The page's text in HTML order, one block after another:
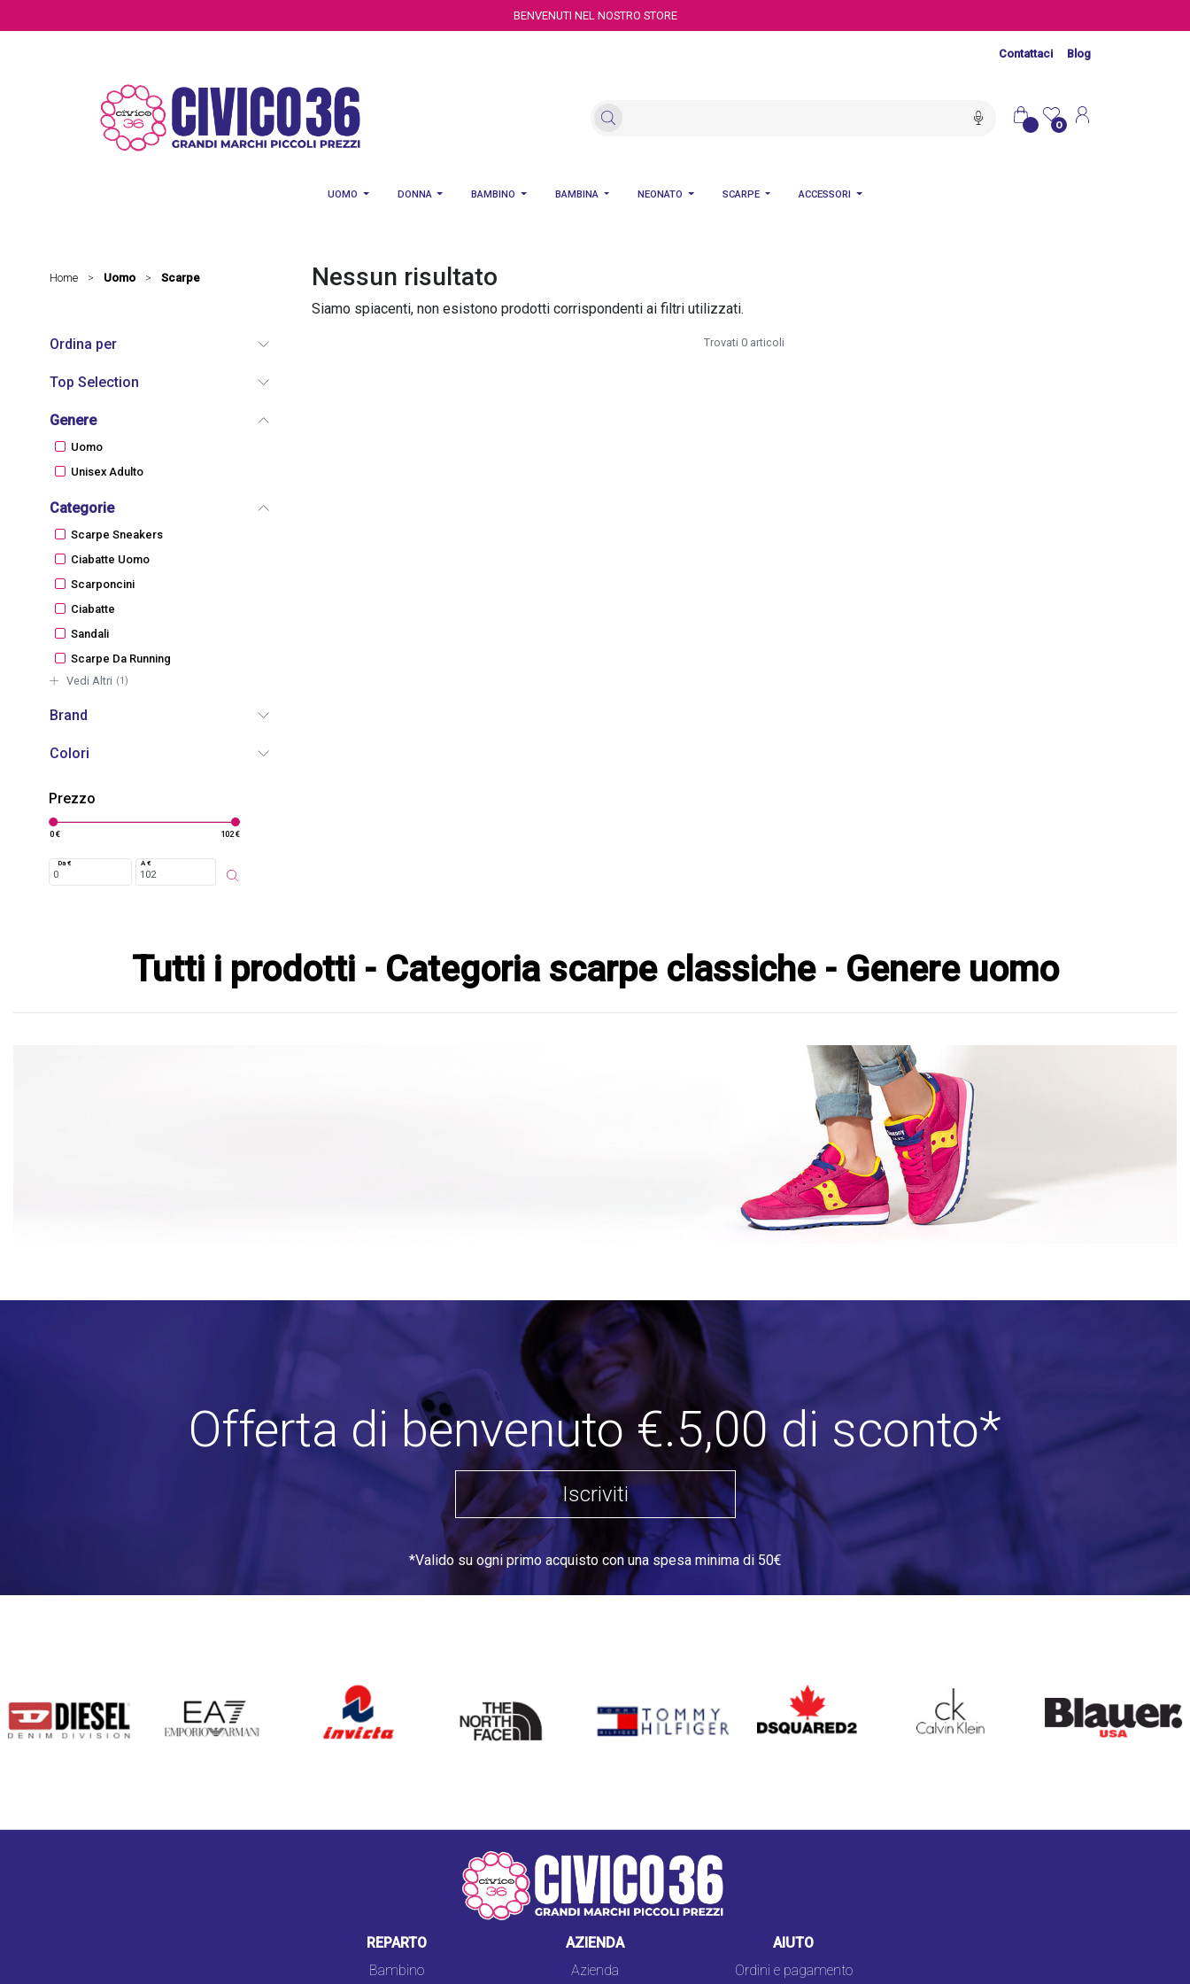
BENVENUTI NEL NOSTRO STORE
Contattaci Blog
0
UOMO DONNA BAMBINO BAMBINA NEONATO SCARPE ACCESSORI
Home > Uomo > Scarpe
Ordina per
Top Selection
Genere
Uomo
Unisex Adulto
Categorie
Scarpe Sneakers
Ciabatte Uomo
Scarponcini
Ciabatte
Sandali
Scarpe Da Running
Vedi Altri (1)
Brand
Colori
Prezzo
0 € 102 €
Da € A €
Nessun risultato
Siamo spiacenti, non esistono prodotti corrispondenti ai filtri utilizzati.
Trovati 0 articoli
Tutti i prodotti - Categoria scarpe classiche - Genere uomo
Offerta di benvenuto €.5,00 di sconto*
Iscriviti
*Valido su ogni primo acquisto con una spesa minima di 50€
INVICTA
NORTH
FACE
DSQUARED2 CALVIN KLEIN
REPARTO
Bambino
AZIENDA
Azienda
AIUTO
Ordini e pagamento